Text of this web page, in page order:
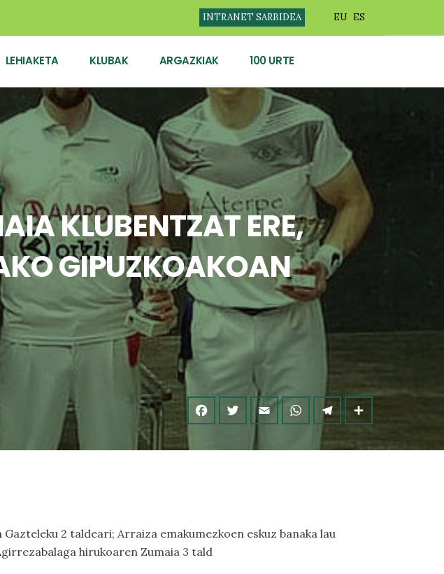
INTRANET SARBIDEA EU ES
LEHIAKETA KLUBAK ARGAZKIAK 100 URTE
KLUBENTZAT ERE,
GIPUZKOAKOAN
2 taldeari; Arraiza emakumezkoen eskuz banaka lau
hirukoaren Zumaia 3 tald